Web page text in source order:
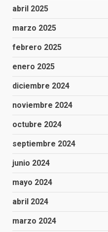
abril 2025
marzo 2025
febrero 2025
enero 2025
diciembre 2024
noviembre 2024
octubre 2024
septiembre 2024
junio 2024
mayo 2024
abril 2024
marzo 2024